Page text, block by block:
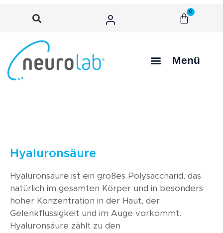
0
Menü
Hyaluronsäure
Hyaluronsäure ist ein großes Polysaccharid, das
natürlich im gesamten Körper und in besonders
hoher Konzentration in der Haut, der
Gelenkflüssigkeit und im Auge vorkommt.
Hyaluronsäure zählt zu den